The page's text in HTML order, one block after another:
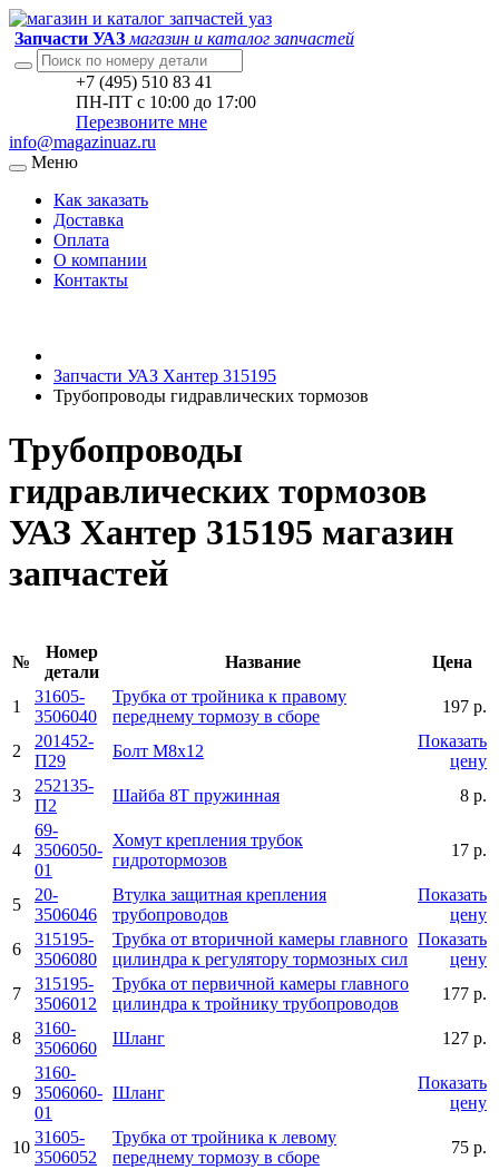
Запчасти УАЗ магазин и каталог запчастей
+7 (495) 510 83 41
ПН-ПТ с 10:00 до 17:00
Перезвоните мне
info@magazinuaz.ru
Меню
Как заказать
Доставка
Оплата
О компании
Контакты
Запчасти УАЗ Хантер 315195
Трубопроводы гидравлических тормозов
Трубопроводы
гидравлических тормозов
УАЗ Хантер 315195 магазин
запчастей
№
Номер
детали
Название Цена
1
31605-
3506040
Трубка от тройника к правому
переднему тормозу в сборе
197 р.
2
201452-
П29
Болт М8х12
Показать
цену
3
252135-
П2
Шайба 8Т пружинная 8 р.
4
69-
3506050-
01
Хомут крепления трубок
гидротормозов
17 р.
5
20-
3506046
Втулка защитная крепления
трубопроводов
Показать
цену
6
315195-
3506080
Трубка от вторичной камеры главного
цилиндра к регулятору тормозных сил
Показать
цену
7
315195-
3506012
Трубка от первичной камеры главного
цилиндра к тройнику трубопроводов
177 р.
8
3160-
3506060
Шланг 127 р.
9
3160-
3506060-
01
Шланг
Показать
цену
10
31605-
3506052
Трубка от тройника к левому
переднему тормозу в сборе
75 р.